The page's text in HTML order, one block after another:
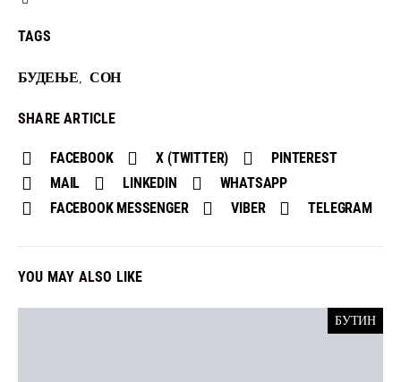
TAGS
БУДЕЊЕ, СОН
SHARE ARTICLE
FACEBOOK X (TWITTER)
PINTEREST
MAIL
LINKEDIN
WHATSAPP
FACEBOOK MESSENGER
VIBER TELEGRAM
YOU MAY ALSO LIKE
БУТИН